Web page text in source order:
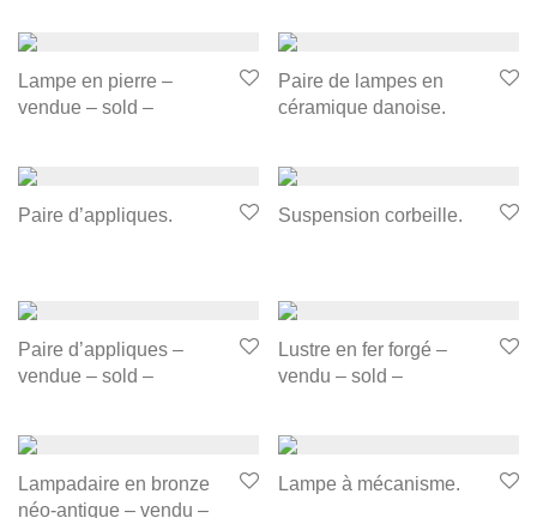
Lampe en pierre –
vendue – sold –
Paire de lampes en
céramique danoise.
Paire d’appliques. Suspension corbeille.
Paire d’appliques –
vendue – sold –
Lustre en fer forgé –
vendu – sold –
Lampadaire en bronze
néo-antique – vendu –
Lampe à mécanisme.